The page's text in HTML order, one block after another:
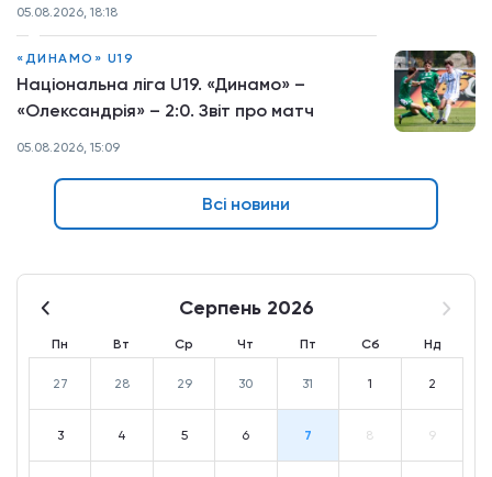
05.08.2026, 18:18
«ДИНАМО» U19
Національна ліга U19. «Динамо» –
«Олександрія» – 2:0. Звіт про матч
05.08.2026, 15:09
Всі новини
Серпень 2026
Пн Вт Ср Чт Пт Сб Нд
27 28 29 30 31 1 2
3 4 5 6 7 8 9